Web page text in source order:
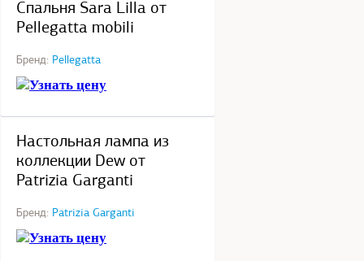
Спальня Sara Lilla от
Pellegatta mobili
Бренд: Pellegatta
Узнать цену
Настольная лампа из
коллекции Dew от
Patrizia Garganti
Бренд: Patrizia Garganti
Узнать цену